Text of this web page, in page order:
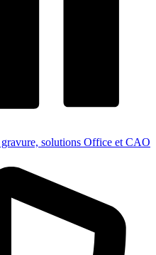
gravure, solutions Office et CAO